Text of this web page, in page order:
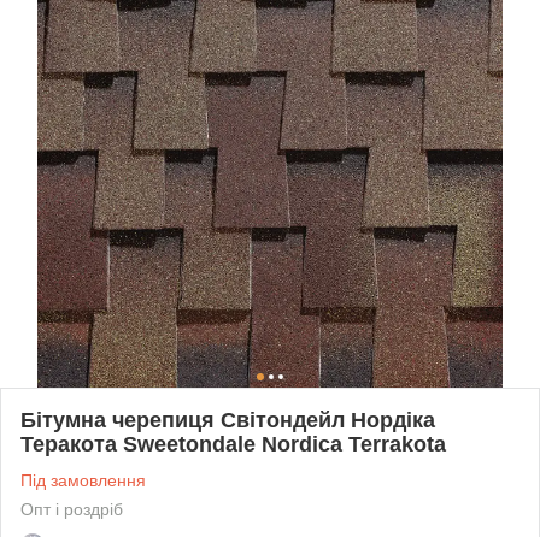
Бітумна черепиця Світондейл Нордіка
Теракота Sweetondale Nordica Terrakota
Під замовлення
Опт і роздріб